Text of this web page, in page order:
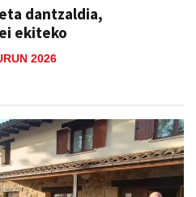
dantzaldia,
ekiteko
2026